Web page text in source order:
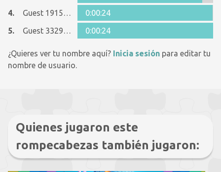
4.
Guest 19154003
0:00:24
5.
Guest 33293359 0:00:24
¿Quieres ver tu nombre aquí? Inicia sesión para editar tu
nombre de usuario.
Quienes jugaron este
rompecabezas también jugaron: